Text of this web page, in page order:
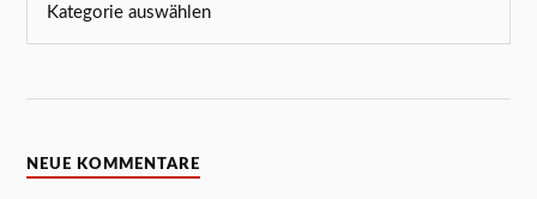
NEUE KOMMENTARE